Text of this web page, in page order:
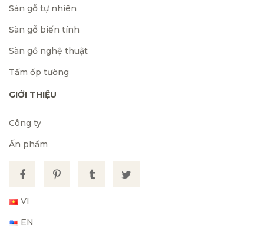
Sàn gỗ tự nhiên
Sàn gỗ biến tính
Sàn gỗ nghệ thuật
Tấm ốp tường
GIỚI THIỆU
Công ty
Ấn phẩm
VI
EN